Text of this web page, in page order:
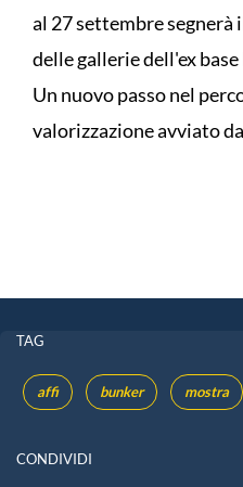
al 27 settembre
delle gallerie dell'ex base
Un nuovo passo nel
valorizzazione avviato
TAG
affi bunker mostra
CONDIVIDI